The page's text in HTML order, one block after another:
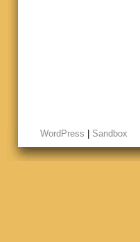
WordPress
Sandbox